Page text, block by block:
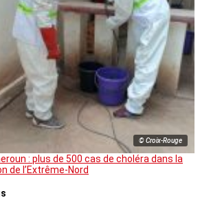
© Croix-Rouge
: plus de 500 cas de choléra dans la
de l’Extrême-Nord